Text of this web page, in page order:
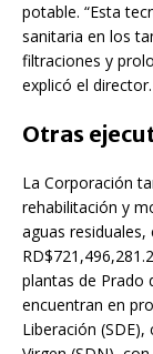
potable. “Esta
sanitaria en los
filtraciones y
explicó el director.
Otras
La Corporación
rehabilitación y
aguas
plantas de Prado
encuentran en
Liberación